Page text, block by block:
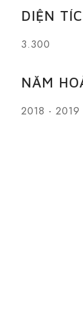
DIỆN
3.300
NĂM
2018 - 2019